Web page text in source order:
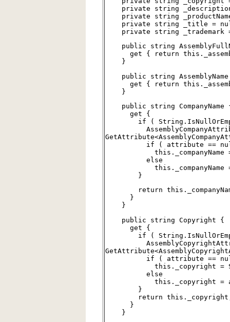
private string
private string
private string _title =
private string _trademark
public string
get { return
}
public string
get { return
}
public string CompanyName
get {
if ( String.IsNullOrEmpty(
if ( attribute ==
this._companyName =
else
this._companyName =
}
return
}
}
public string Copyright {
get {
if (
if ( attribute ==
this._copyright =
else
this._copyright =
}
return
}
}